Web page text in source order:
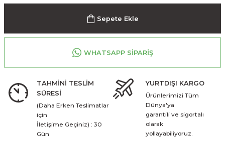
Sepete Ekle
WHATSAPP SİPARİŞ
TAHMİNİ TESLİM
SÜRESİ
(Daha Erken Teslimatlar
için
İletişime Geçiniz) : 30
Gün
YURTDIŞI KARGO
Ürünlerimizi Tüm
Dünya'ya
garantili ve sigortalı
olarak
yollayabiliyoruz.